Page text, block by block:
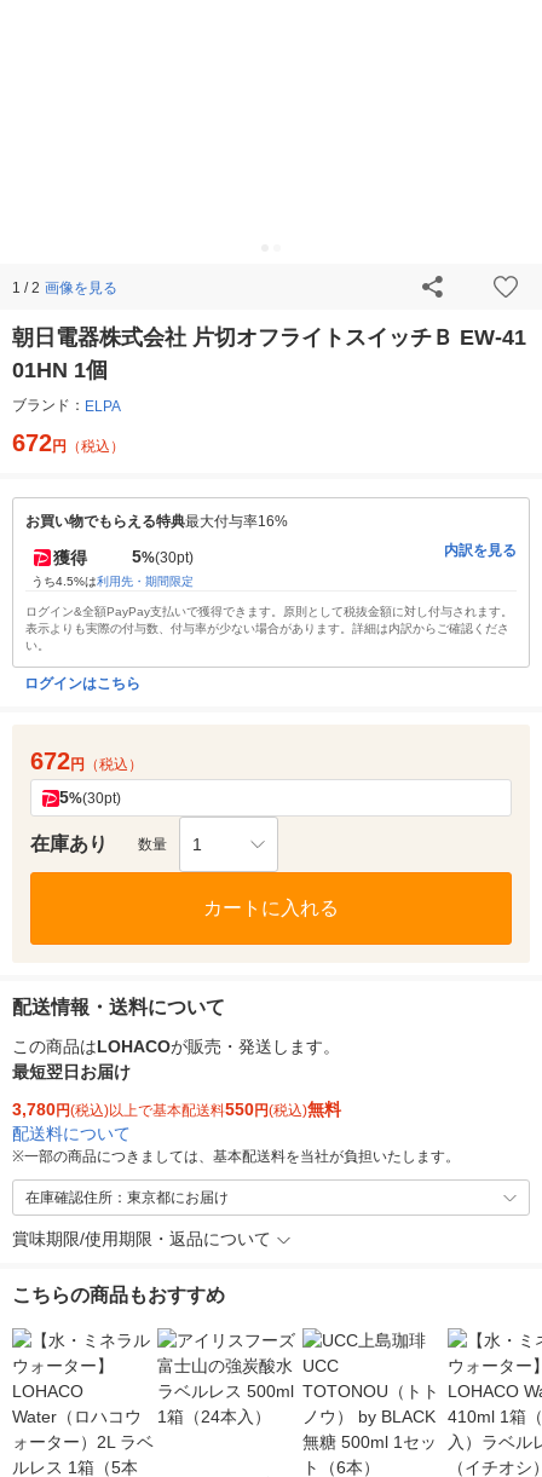
1 / 2 画像を見る
朝日電器株式会社 片切オフライトスイッチＢ EW-41
01HN 1個
ブランド： ELPA
672円 （税込）
お買い物でもらえる特典最大付与率16%
獲得 5%(30pt)
うち4.5%は利用先・期間限定
内訳を見る
ログイン&全額PayPay支払いで獲得できます。原則として税抜金額に対し付与されます。
表示よりも実際の付与数、付与率が少ない場合があります。詳細は内訳からご確認くださ
い。
ログインはこちら
672円 （税込）
5%(30pt)
在庫あり 数量 1
カートに入れる
配送情報・送料について
この商品はLOHACOが販売・発送します。
最短翌日お届け
3,780円(税込)以上で基本配送料550円(税込)無料
配送料について
※一部の商品につきましては、基本配送料を当社が負担いたします。
在庫確認住所：東京都にお届け
賞味期限/使用期限・返品について
こちらの商品もおすすめ